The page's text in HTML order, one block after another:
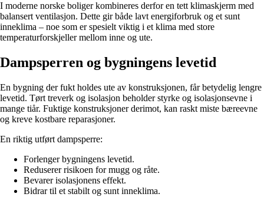
I moderne norske boliger kombineres derfor en tett klimaskjerm med
balansert ventilasjon. Dette gir både lavt energiforbruk og et sunt
inneklima – noe som er spesielt viktig i et klima med store
temperaturforskjeller mellom inne og ute.
Dampsperren og bygningens levetid
En bygning der fukt holdes ute av konstruksjonen, får betydelig lengre
levetid. Tørt treverk og isolasjon beholder styrke og isolasjonsevne i
mange tiår. Fuktige konstruksjoner derimot, kan raskt miste bæreevne
og kreve kostbare reparasjoner.
En riktig utført dampsperre:
Forlenger bygningens levetid.
Reduserer risikoen for mugg og råte.
Bevarer isolasjonens effekt.
Bidrar til et stabilt og sunt inneklima.